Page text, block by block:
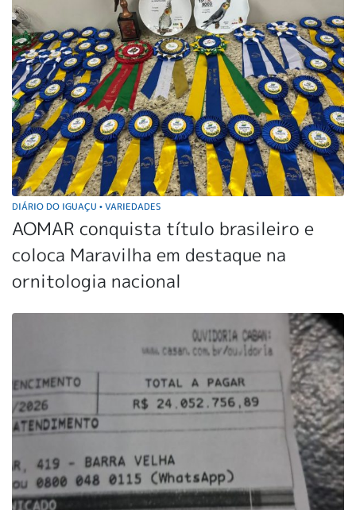
DIÁRIO DO IGUAÇU • VARIEDADES
AOMAR conquista título brasileiro e
coloca Maravilha em destaque na
ornitologia nacional